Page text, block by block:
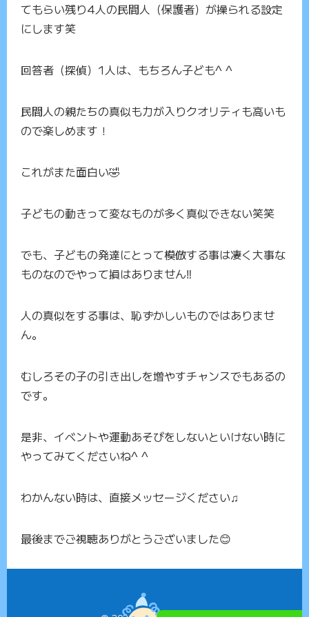
てもらい残り4人の民間人（保護者）が操られる設定
にします笑
回答者（探偵）1人は、もちろん子ども^ ^
民間人の親たちの真似も力が入りクオリティも高いも
ので楽しめます！
これがまた面白い🤣
子どもの動きって変なものが多く真似できない笑笑
でも、子どもの発達にとって模倣する事は凄く大事な
ものなのでやって損はありません‼️
人の真似をする事は、恥ずかしいものではありませ
ん。
むしろその子の引き出しを増やすチャンスでもあるの
です。
是非、イベントや運動あそびをしないといけない時に
やってみてくださいね^ ^
わかんない時は、直接メッセージください♫
最後までご視聴ありがとうございました😊